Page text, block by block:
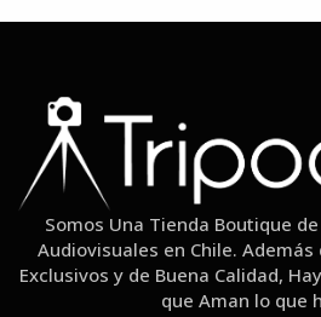
Somos Una Tienda Boutique
Audiovisuales en Chile.
Exclusivos y de Buena Calidad,
que Aman lo que